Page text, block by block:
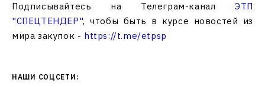
Подписывайтесь на Телеграм-каналЭТП
"СПЕЦТЕНДЕР", чтобы быть в курсе новостей из
мира закупок - https://t.me/etpsp
НАШИ СОЦСЕТИ: